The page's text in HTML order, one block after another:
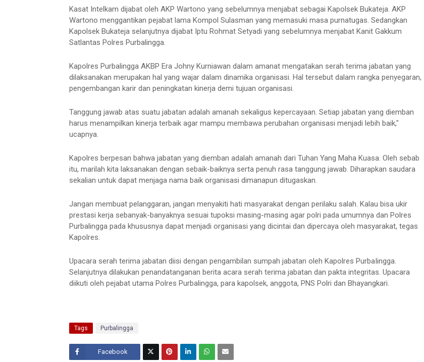
Kasat Intelkam dijabat oleh AKP Wartono yang sebelumnya menjabat sebagai Kapolsek Bukateja. AKP
Wartono menggantikan pejabat lama Kompol Sulasman yang memasuki masa purnatugas. Sedangkan
Kapolsek Bukateja selanjutnya dijabat Iptu Rohmat Setyadi yang sebelumnya menjabat Kanit Gakkum
Satlantas Polres Purbalingga.
Kapolres Purbalingga AKBP Era Johny Kurniawan dalam amanat mengatakan serah terima jabatan yang
dilaksanakan merupakan hal yang wajar dalam dinamika organisasi. Hal tersebut dalam rangka penyegaran,
pengembangan karir dan peningkatan kinerja demi tujuan organisasi.
Tanggung jawab atas suatu jabatan adalah amanah sekaligus kepercayaan. Setiap jabatan yang diemban
harus menampilkan kinerja terbaik agar mampu membawa perubahan organisasi menjadi lebih baik,"
ucapnya.
Kapolres berpesan bahwa jabatan yang diemban adalah amanah dari Tuhan Yang Maha Kuasa. Oleh sebab
itu, marilah kita laksanakan dengan sebaik-baiknya serta penuh rasa tanggung jawab. Diharapkan saudara
sekalian untuk dapat menjaga nama baik organisasi dimanapun ditugaskan.
Jangan membuat pelanggaran, jangan menyakiti hati masyarakat dengan perilaku salah. Kalau bisa ukir
prestasi kerja sebanyak-banyaknya sesuai tupoksi masing-masing agar polri pada umumnya dan Polres
Purbalingga pada khususnya dapat menjadi organisasi yang dicintai dan dipercaya oleh masyarakat, tegas
Kapolres.
Upacara serah terima jabatan diisi dengan pengambilan sumpah jabatan oleh Kapolres PurbaIingga.
Selanjutnya dilakukan penandatanganan berita acara serah terima jabatan dan pakta integritas. Upacara
diikuti oleh pejabat utama Polres Purbalingga, para kapolsek, anggota, PNS Polri dan Bhayangkari.
Tags Purbalingga
Facebook